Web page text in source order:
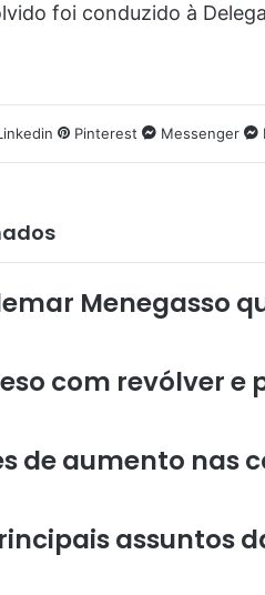
foi conduzido à
Pinterest Messenger
Menegasso
com revólver
de aumento nas
assuntos